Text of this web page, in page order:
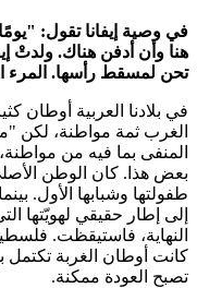
في وصية إيفانا تقول:
هنا وأن أدفن هناك. ولدتْ
تحن لمسقط رأسها. المرء
في بلادنا العربية أوطان
الغرب ثمة مواطنة، لكن
المنفى بما فيه من
بعض هذا. كان الوطن
طفولتها وشبابها الأول.
إلى إطار حقيقي لهويّتها
النهاية، فاستيقظت.
كانت أوطان الغربة تكتمل
تصبح العودة ممكنة.